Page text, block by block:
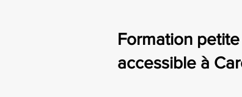
Formation
accessible à